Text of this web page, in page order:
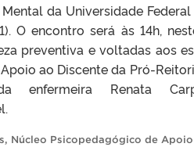
da Universidade
O encontro será às 14h,
preventiva e voltadas aos
ao Discente da Pró-
enfermeira Renata
, Núcleo Psicopedagógico de